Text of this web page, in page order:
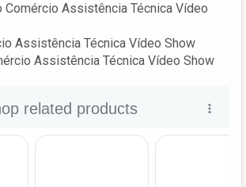
Comércio Assistência Técnica Vídeo
Assistência Técnica Vídeo Show
Assistência Técnica Vídeo Show